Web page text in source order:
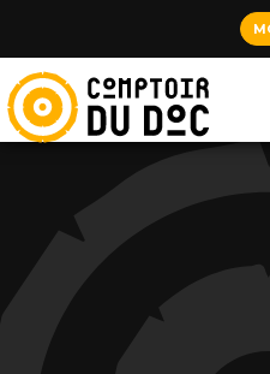
Cookies management panel